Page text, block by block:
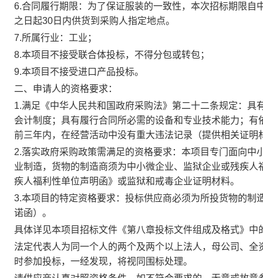
6.合同履行期限 ： 为了保证服装的一致性，本次招标期限自
之日起30日内供货到 采购人指定地点。
7.所属行业 ：工业；
8.本项目不接受联合体投标，不得分包或转包；
9.本项目不接受进口产品投标。
二、申请人的资格要求：
1.满足《中华人民共和国政府采购法》第二十二条规定：
会计制度；具有履行合同所必需的设备和专业技术能力；
前三年内，在经营活动中没有重大违法记录（提供相关证明
2.落实政府采购政策需满足的资格要求：本项目专门面向
业制造，货物的制造商须为中小微企业、监狱企业或残疾
疾人福利性单位声明函》或监狱和戒毒企业证明材料。
3.本项目的特定资格要求：投标供应商必须为所投货物的
诺函）。
具体详见本项目招标文件《第八章投标文件组成及格式》中
法定代表人为同一个人的两个及两个以上法人，母公司、
时参加投标，一经发现，将视同围标处理。